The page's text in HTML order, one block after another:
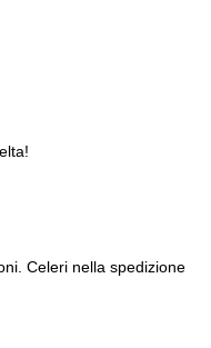
Celeri nella spedizione